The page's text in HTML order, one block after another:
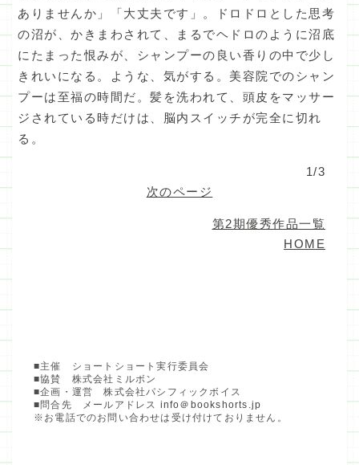
ありませんか」「大丈夫です」。ドロドロとした思考
の沼が、かきまわされて、まるでヘドロのように沼底
にたまった恨みが、シャンプーの良い香りの中で少し
きれいになる。ような、気がする。美容院でのシャン
プーは至福の時間だ。髪を洗われて、頭皮をマッサー
ジされている時だけは、脳内スイッチが完全に切れ
る。
1/3
次のページ
第2期優秀作品一覧
HOME
■主催 ショートショート実行委員会
■協賛 株式会社ミルボン
■企画・運営 株式会社パシフィックボイス
■問合先 メールアドレス info＠bookshorts.jp
※お電話でのお問い合わせは受け付けておりません。